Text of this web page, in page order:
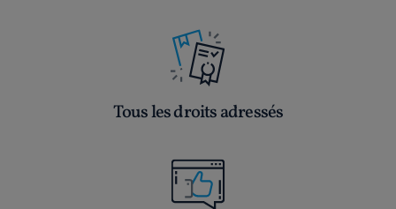
Tous les droits adressés